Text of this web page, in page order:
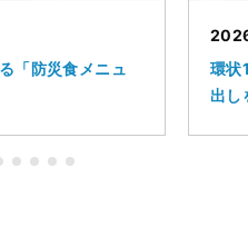
「防災食メニュ
環状
出し